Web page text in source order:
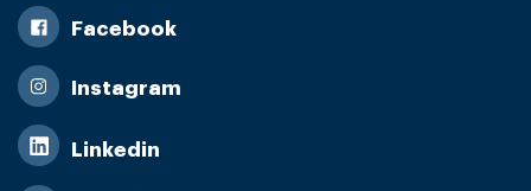
Facebook
Instagram
Linkedin